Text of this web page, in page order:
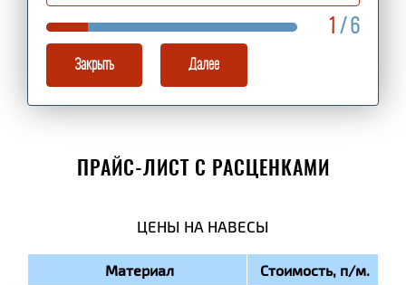
1 / 6
Закрыть Далее
ПРАЙС-ЛИСТ С РАСЦЕНКАМИ
ЦЕНЫ НА НАВЕСЫ
Материал Стоимость, п/м.